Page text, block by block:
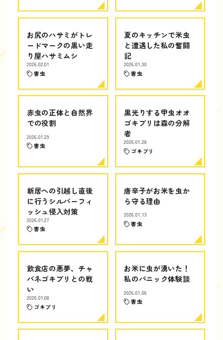
お尻のハサミがトレ
ードマークの黒い走
り屋ハサミムシ
2026.02.01
害虫
夏のキッチンで米虫
と遭遇した私の奮闘
記
2026.01.30
害虫
赤虫の正体と自然界
での役割
2026.01.29
害虫
黒光りする甲虫オオ
ゴキブリは森の分解
者
2026.01.28
ゴキブリ
新居への引越し直後
に行うシルバーフィ
ッシュ侵入対策
2026.01.27
害虫
唐辛子がお米を虫か
ら守る理由
2026.01.13
害虫
飲食店の悪夢、チャ
バネゴキブリとの戦
い
2026.01.08
ゴキブリ
お米に虫が湧いた！
私のパニック体験談
2026.01.06
害虫